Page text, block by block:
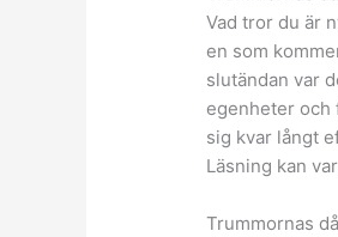
Vad tror du är
en som
slutändan var
egenheter och
sig kvar långt
Läsning kan
Trummornas